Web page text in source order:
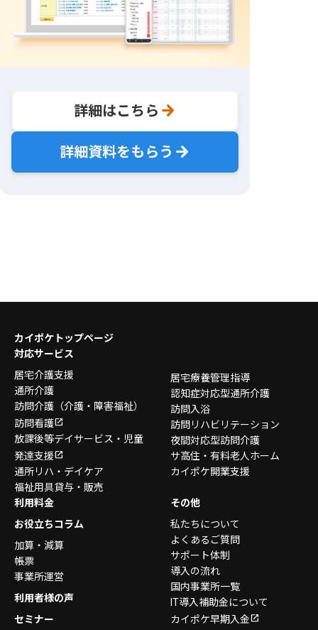
詳細はこちら
詳細資料をもらう
カイポケトップページ
対応サービス
居宅介護支援
通所介護
訪問介護 （介護・障害福祉）
訪問看護
放課後等デイサービス・ 児童
発達支援
通所リハ・デイケア
福祉用具貸与・販売
居宅療養管理指導
認知症対応型通所介護
訪問入浴
訪問リハビリテーション
夜間対応型訪問介護
サ高住・有料老人ホーム
カイポケ開業支援
利用料金
お役立ちコラム
加算・減算
帳票
事業所運営
利用者様の声
セミナー
その他
私たちについて
よくあるご質問
サポート体制
導入の流れ
国内事業所一覧
IT導入補助金について
カイポケ早期入金